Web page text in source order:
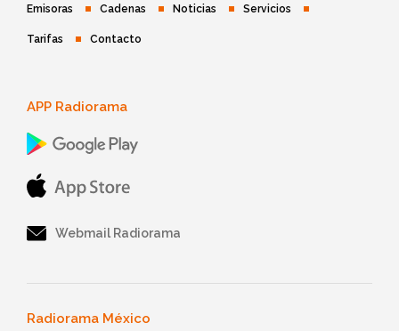
Emisoras Cadenas Noticias Servicios
Tarifas Contacto
APP Radiorama
Webmail Radiorama
Radiorama México